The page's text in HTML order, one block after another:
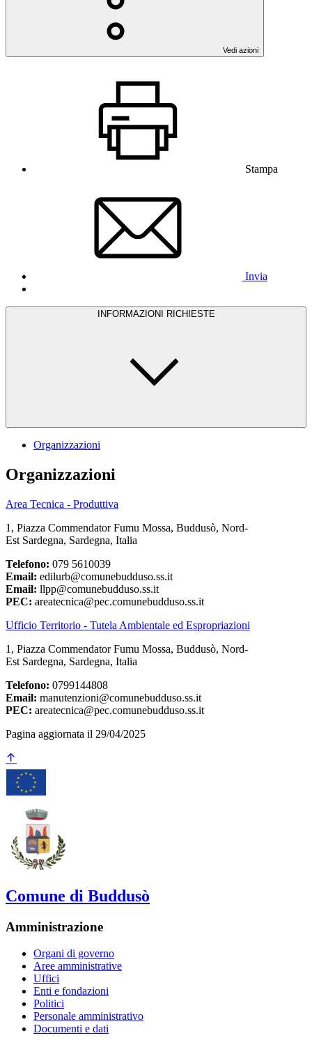
Vedi azioni
Stampa
Invia
INFORMAZIONI RICHIESTE
Organizzazioni
Organizzazioni
Area Tecnica - Produttiva
1, Piazza Commendator Fumu Mossa, Buddusò, Nord-
Est Sardegna, Sardegna, Italia
Telefono: 079 5610039
Email: edilurb@comunebudduso.ss.it
Email: llpp@comunebudduso.ss.it
PEC: areatecnica@pec.comunebudduso.ss.it
Ufficio Territorio - Tutela Ambientale ed Espropriazioni
1, Piazza Commendator Fumu Mossa, Buddusò, Nord-
Est Sardegna, Sardegna, Italia
Telefono: 0799144808
Email: manutenzioni@comunebudduso.ss.it
PEC: areatecnica@pec.comunebudduso.ss.it
Pagina aggiornata il 29/04/2025
Comune di Buddusò
Amministrazione
Organi di governo
Aree amministrative
Uffici
Enti e fondazioni
Politici
Personale amministrativo
Documenti e dati